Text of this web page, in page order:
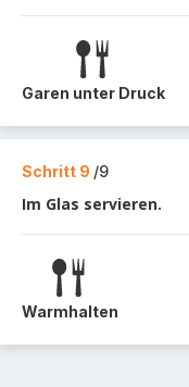
Garen unter Druck
Schritt 9 /9
Im Glas servieren.
Warmhalten